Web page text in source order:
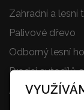
Zahradní a lesní
Palivové dřevo
Odborný lesní
Prodej autodílů
Autodoprava